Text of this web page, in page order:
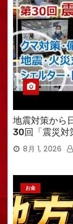
地震対策から
30回「震災対
えるTV・高荷
8月 1, 2026
お金